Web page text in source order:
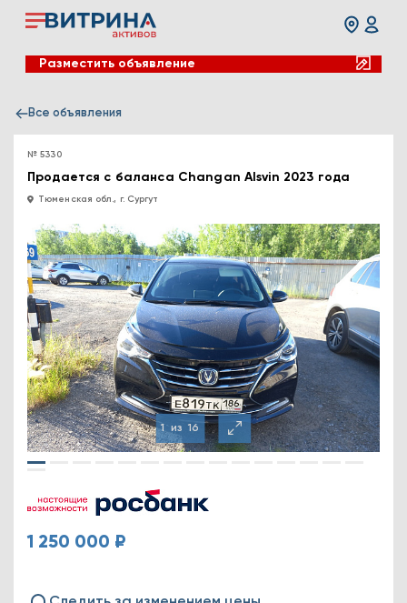
Разместить объявление
Все объявления
№ 5330
Продается с баланса Changan Alsvin 2023 года
Тюменская обл., г. Сургут
1 из16
1 250 000 ₽